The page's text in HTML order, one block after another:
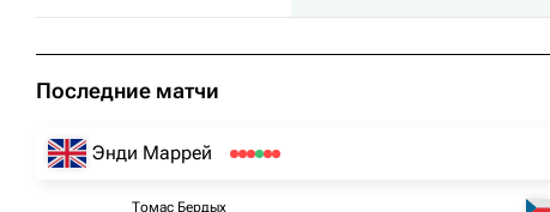
Последние матчи
Энди Маррей
Томас Бердых